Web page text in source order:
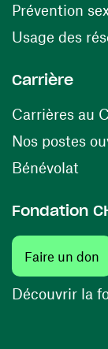
Prévention
Usage des
Carrière
Carrières au
Nos postes
Bénévolat
Fondation
Faire un don
Découvrir la